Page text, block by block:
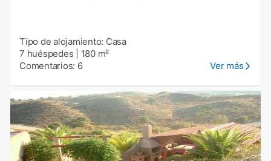
Tipo de alojamiento: Casa
7 huéspedes
180 m²
Comentarios: 6
Ver más